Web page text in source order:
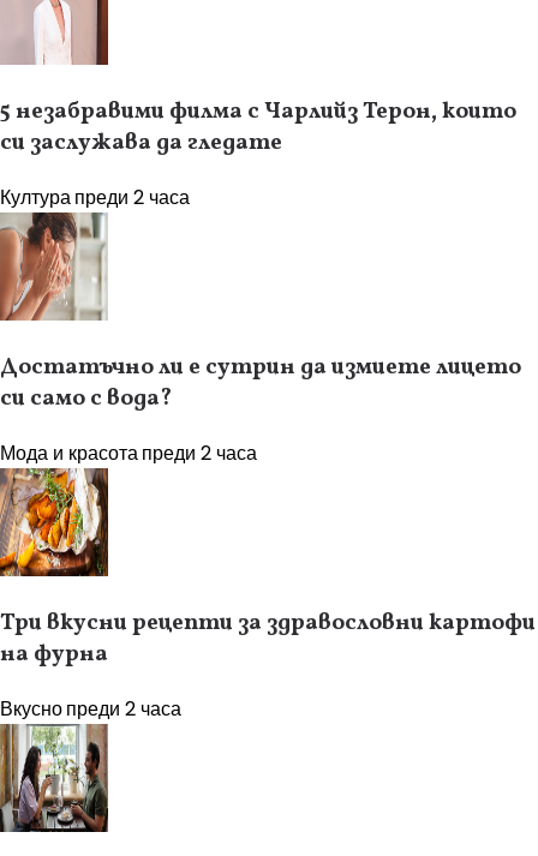
5 незабравими филма с Чарлийз Терон, които
си заслужава да гледате
Културапреди 2 часа
Достатъчно ли е сутрин да измиете лицето
си само с вода?
Мода и красотапреди 2 часа
Три вкусни рецепти за здравословни картофи
на фурна
Вкуснопреди 2 часа